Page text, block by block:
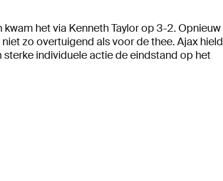
het via Kenneth Taylor op 3-2. Opnieuw
zo overtuigend als voor de thee. Ajax hield
individuele actie de eindstand op het